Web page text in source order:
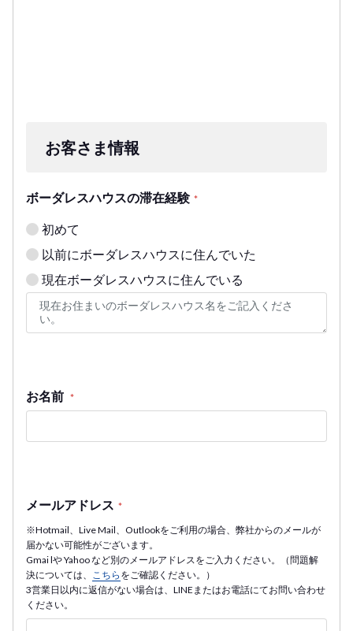
お客さま情報
ボーダレスハウスの滞在経験 *
初めて
以前にボーダレスハウスに住んでいた
現在ボーダレスハウスに住んでいる
お名前 *
メールアドレス *
※Hotmail、Live Mail、Outlookをご利用の場合、弊社からのメールが
届かない可能性がございます。
Gmai lや Yahoo など別のメールアドレスをご入力ください。（問題解
決については、
こちら をご確認ください。）
3営業日以内に返信がない場合は、LINEまたはお電話にてお問い合わせ
ください。